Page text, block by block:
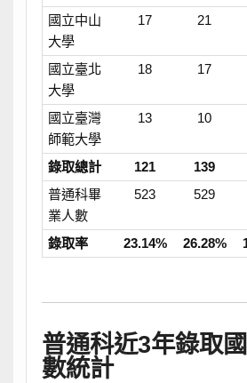
國立中山
大學
17 21
國立臺北
大學
18 17
國立臺灣
師範大學
13 10
錄取總計 121 139
普通科畢
業人數
523 529
錄取率 23.14% 26.28%
普通科近3年錄取
數統計